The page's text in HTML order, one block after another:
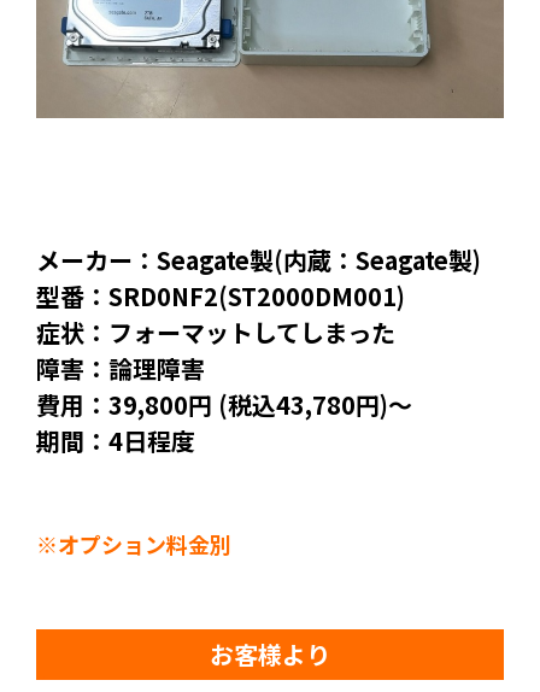
メーカー：Seagate製(内蔵：Seagate製)
型番：SRD0NF2(ST2000DM001)
症状：フォーマットしてしまった
障害：論理障害
費用：39,800円 (税込43,780円)～
期間：4日程度
※オプション料金別
お客様より